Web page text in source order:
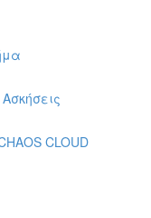
CLOUD